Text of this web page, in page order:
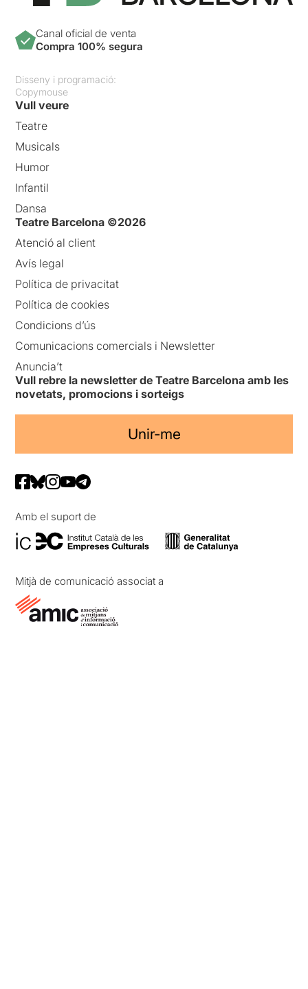
Canal oficial de venta
Compra 100% segura
Disseny i programació:
Copymouse
Vull veure
Teatre
Musicals
Humor
Infantil
Dansa
Teatre Barcelona ©2026
Atenció al client
Avís legal
Política de privacitat
Política de cookies
Condicions d’ús
Comunicacions comercials i Newsletter
Anuncia’t
Vull rebre la newsletter de Teatre Barcelona amb les
novetats, promocions i sorteigs
Unir-me
Amb el suport de
Mitjà de comunicació associat a